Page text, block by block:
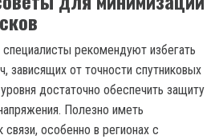
рекомендуют избегать
зависящих от точности спутниковых
достаточно обеспечить защиту
Полезно иметь
связи, особенно в регионах с